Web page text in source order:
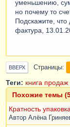
уменьшению,
но почему то
Подскажите,
фактура,
ВВЕРХ Страницы
Теги: книга продаж
Похожие темы
Кратность
Автор Алёна